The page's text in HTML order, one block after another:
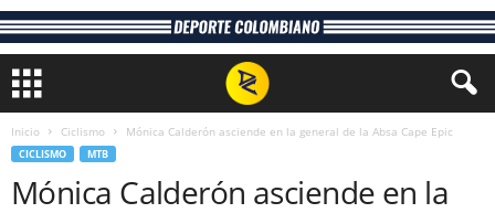
Inicio Ciclismo Mónica Calderón asciende en la general de la Absa Cape Epic
CICLISMO MTB
Mónica Calderón asciende en la